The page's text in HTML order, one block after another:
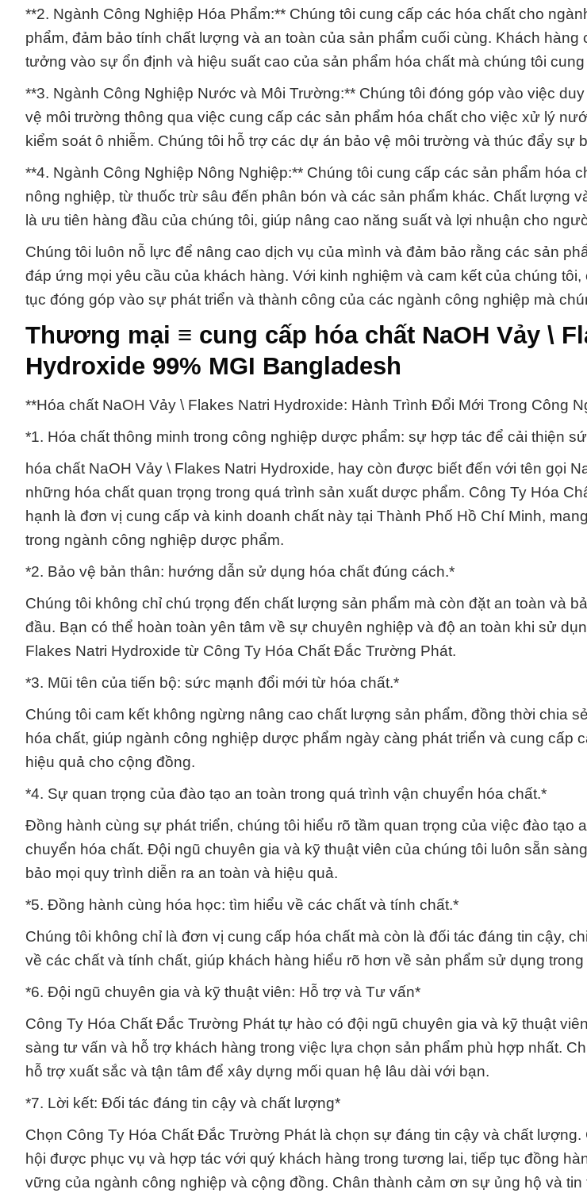
**2. Ngành Công Nghiệp Hóa Phẩm:** Chúng tôi cung cấp các hóa chất cho
phẩm, đảm bảo tính chất lượng và an toàn của sản phẩm cuối cùng. Khách hàng
tưởng vào sự ổn định và hiệu suất cao của sản phẩm hóa chất mà chúng tôi cung
**3. Ngành Công Nghiệp Nước và Môi Trường:** Chúng tôi đóng góp vào việc
vệ môi trường thông qua việc cung cấp các sản phẩm hóa chất cho việc xử lý
kiểm soát ô nhiễm. Chúng tôi hỗ trợ các dự án bảo vệ môi trường và thúc đẩy sự
**4. Ngành Công Nghiệp Nông Nghiệp:** Chúng tôi cung cấp các sản phẩm hóa
nông nghiệp, từ thuốc trừ sâu đến phân bón và các sản phẩm khác. Chất lượng
là ưu tiên hàng đầu của chúng tôi, giúp nâng cao năng suất và lợi nhuận cho
Chúng tôi luôn nỗ lực để nâng cao dịch vụ của mình và đảm bảo rằng các sản
đáp ứng mọi yêu cầu của khách hàng. Với kinh nghiệm và cam kết của chúng
tục đóng góp vào sự phát triển và thành công của các ngành công nghiệp mà
Thương mại ≡ cung cấp hóa chất NaOH Vảy \
Hydroxide 99% MGI Bangladesh
**Hóa chất NaOH Vảy \ Flakes Natri Hydroxide: Hành Trình Đổi Mới Trong Công
*1. Hóa chất thông minh trong công nghiệp dược phẩm: sự hợp tác để cải thiện
hóa chất NaOH Vảy \ Flakes Natri Hydroxide, hay còn được biết đến với tên gọi
những hóa chất quan trọng trong quá trình sản xuất dược phẩm. Công Ty Hóa
hạnh là đơn vị cung cấp và kinh doanh chất này tại Thành Phố Hồ Chí Minh,
trong ngành công nghiệp dược phẩm.
*2. Bảo vệ bản thân: hướng dẫn sử dụng hóa chất đúng cách.*
Chúng tôi không chỉ chú trọng đến chất lượng sản phẩm mà còn đặt an toàn và
đầu. Bạn có thể hoàn toàn yên tâm về sự chuyên nghiệp và độ an toàn khi sử
Flakes Natri Hydroxide từ Công Ty Hóa Chất Đắc Trường Phát.
*3. Mũi tên của tiến bộ: sức mạnh đổi mới từ hóa chất.*
Chúng tôi cam kết không ngừng nâng cao chất lượng sản phẩm, đồng thời chia
hóa chất, giúp ngành công nghiệp dược phẩm ngày càng phát triển và cung cấp
hiệu quả cho cộng đồng.
*4. Sự quan trọng của đào tạo an toàn trong quá trình vận chuyển hóa chất.*
Đồng hành cùng sự phát triển, chúng tôi hiểu rõ tầm quan trọng của việc đào tạo
chuyển hóa chất. Đội ngũ chuyên gia và kỹ thuật viên của chúng tôi luôn sẵn
bảo mọi quy trình diễn ra an toàn và hiệu quả.
*5. Đồng hành cùng hóa học: tìm hiểu về các chất và tính chất.*
Chúng tôi không chỉ là đơn vị cung cấp hóa chất mà còn là đối tác đáng tin cậy,
về các chất và tính chất, giúp khách hàng hiểu rõ hơn về sản phẩm sử dụng
*6. Đội ngũ chuyên gia và kỹ thuật viên: Hỗ trợ và Tư vấn*
Công Ty Hóa Chất Đắc Trường Phát tự hào có đội ngũ chuyên gia và kỹ thuật
sàng tư vấn và hỗ trợ khách hàng trong việc lựa chọn sản phẩm phù hợp nhất.
hỗ trợ xuất sắc và tận tâm để xây dựng mối quan hệ lâu dài với bạn.
*7. Lời kết: Đối tác đáng tin cậy và chất lượng*
Chọn Công Ty Hóa Chất Đắc Trường Phát là chọn sự đáng tin cậy và chất
hội được phục vụ và hợp tác với quý khách hàng trong tương lai, tiếp tục đồng
vững của ngành công nghiệp và cộng đồng. Chân thành cảm ơn sự ủng hộ và